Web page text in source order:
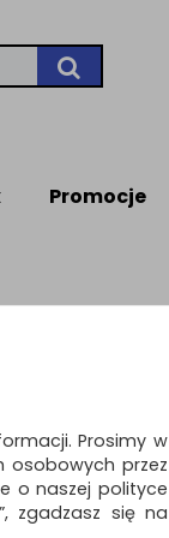
Promocje
56 listków,
włosy i inne
Prosimy w
osobowych przez
o naszej polityce
zgadzasz się na